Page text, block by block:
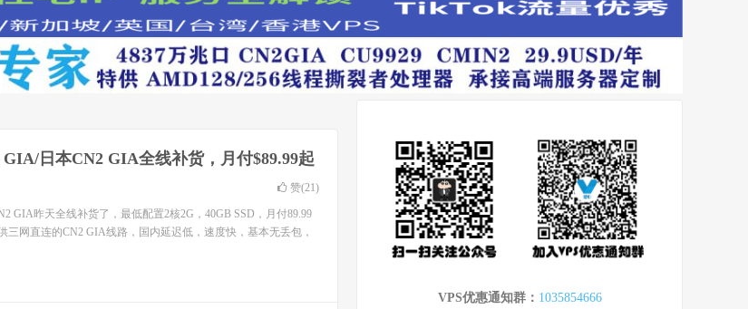
日本CN2 GIA全线补货，月付$89.99起
赞(21)
GIA昨天全线补货了，最低配置2核2G，40GB SSD，月付89.99
三网直连的CN2 GIA线路，国内延迟低，速度快，基本无丢包，
VPS优惠通知群： 1035854666